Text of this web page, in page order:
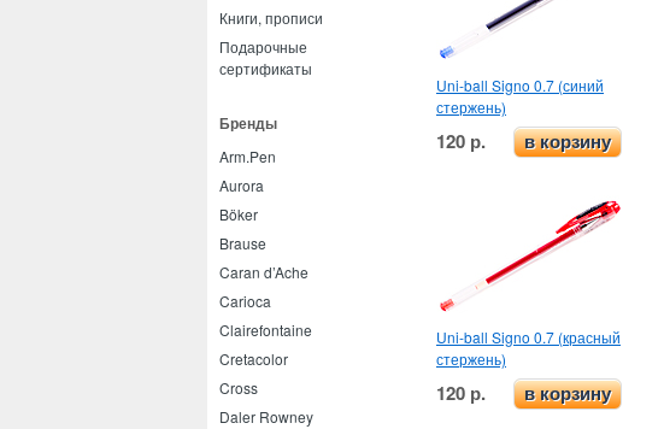
Книги, прописи
Подарочные
сертификаты
Бренды
Arm.Pen
Aurora
Böker
Brause
Caran d’Ache
Carioca
Clairefontaine
Cretacolor
Cross
Daler Rowney
Uni-ball Signo 0.7 (синий
стержень)
120 р. в корзину
Uni-ball Signo 0.7 (красный
стержень)
120 р. в корзину